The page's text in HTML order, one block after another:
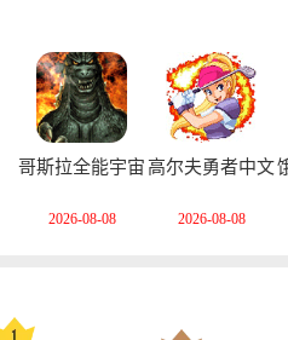
哥斯拉全能宇宙
2026-08-08
高尔夫勇者中文
2026-08-08